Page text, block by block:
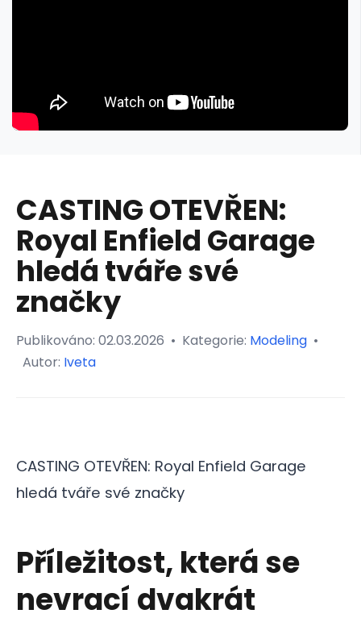
CASTING OTEVŘEN:
Royal Enfield Garage
hledá tváře své
značky
Publikováno: 02.03.2026 • Kategorie: Modeling •
Autor: Iveta
CASTING OTEVŘEN: Royal Enfield Garage
hledá tváře své značky
Příležitost, která se
nevrací dvakrát